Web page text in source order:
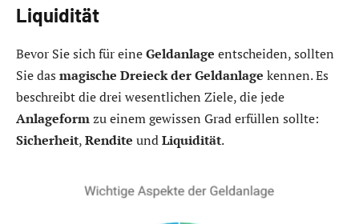
Liquidität
Bevor Sie sich für eineGeldanlage entscheiden, sollten
Sie das magische Dreieck der Geldanlage kennen. Es
beschreibt die drei wesentlichen Ziele, die jede
Anlageformzu einem gewissen Grad erfüllen sollte:
Sicherheit,Rendite undLiquidität.